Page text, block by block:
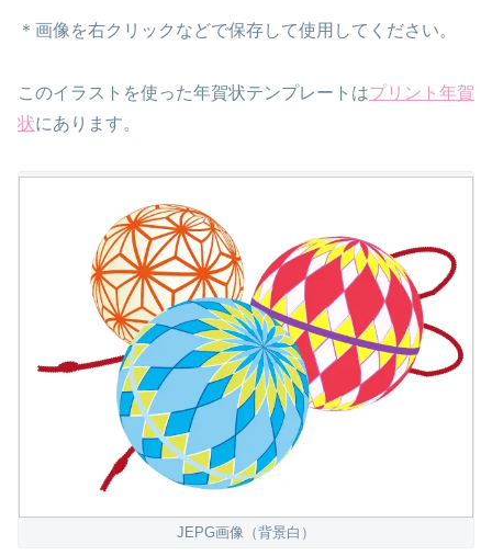
＊画像を右クリックなどで保存して使用してください。
このイラストを使った年賀状テンプレートはプリント年賀
状にあります。
JEPG画像（背景白）